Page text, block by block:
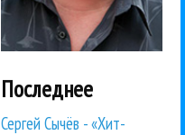
Последнее
Сергей Сычёв - «Хит-